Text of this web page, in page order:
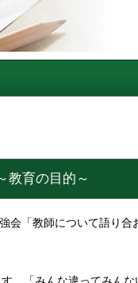
教育の目的～
「教師について語り合